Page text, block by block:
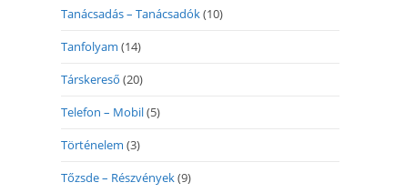
Tanácsadás – Tanácsadók(10)
Tanfolyam (14)
Társkereső (20)
Telefon – Mobil(5)
Történelem (3)
Tőzsde – Részvények(9)